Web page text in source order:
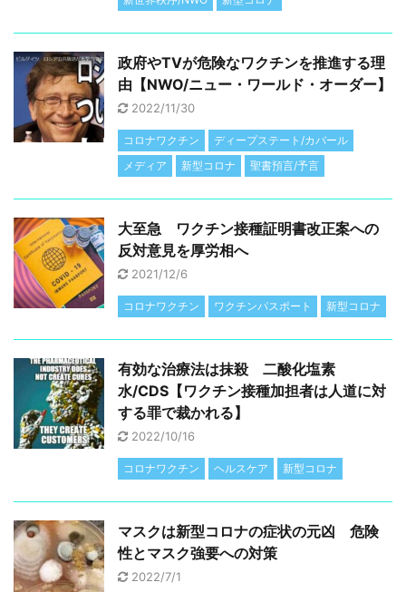
政府やTVが危険なワクチンを推進する理
由【NWO/ニュー・ワールド・オーダー】
2022/11/30
コロナワクチン
ディープステート/カバール
メディア
新型コロナ 聖書預言/予言
大至急 ワクチン接種証明書改正案への
反対意見を厚労相へ
2021/12/6
コロナワクチン ワクチンパスポート 新型コロナ
有効な治療法は抹殺 二酸化塩素
水/CDS【ワクチン接種加担者は人道に対
する罪で裁かれる】
2022/10/16
コロナワクチン ヘルスケア 新型コロナ
マスクは新型コロナの症状の元凶 危険
性とマスク強要への対策
2022/7/1